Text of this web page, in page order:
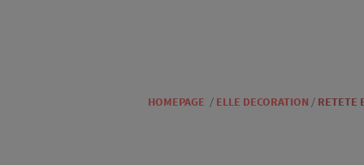
HOMEPAGE / ELLE DECORATION / RETETE